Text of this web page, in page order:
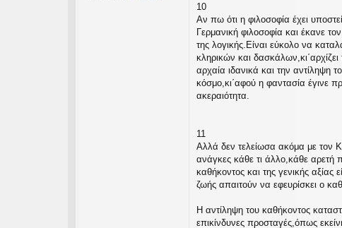
10
Αν πω ότι η φιλοσοφία έχει
Γερμανική φιλοσοφία και έκανε
της λογικής.Είναι εύκολο να
κληρικών και
αρχαία ιδανικά και την αντίληψη
κόσμο,κι΄αφού η φαντασία έγινε
ακεραιότητα.
11
Αλλά δεν τελείωσα ακόμα με τον
ανάγκες κάθε τι άλλο,κάθε αρετή
καθήκοντος και της γενικής
ζωής απαιτούν να εφευρίσκει ο
Η αντίληψη του καθήκοντος
επικίνδυνες προσταγές,όπως